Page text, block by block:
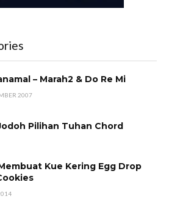
– Marah2 & Do Re Mi
2007
Pilihan Tuhan Chord
Kue Kering Egg Drop